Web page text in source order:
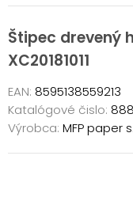
Štipec drevený
XC20181011
EAN: 8595138559213
Katalógové čislo:
Výrobca: MFP paper